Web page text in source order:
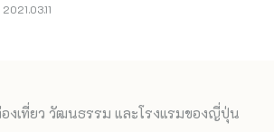
2021.03.11
งเที่ยว วัฒนธรรม และโรงแรมของญี่ปุ่น